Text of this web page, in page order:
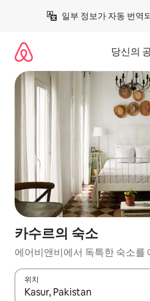
일부 정보가 자동 번역
당신의
카수르의 숙소
에어비앤비에서 독특한 숙소를
위치
결과가 나오면 위·아래 화살표